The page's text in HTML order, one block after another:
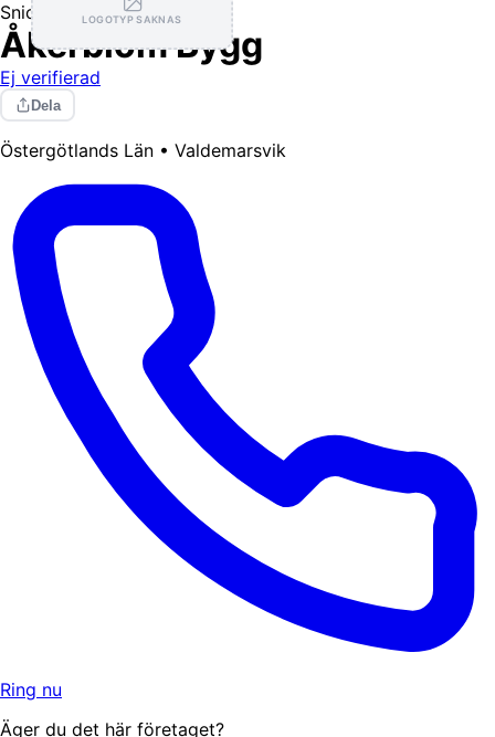
LOGOTYP SAKNAS
Snickare
Åkerblom Bygg
Ej verifierad
Dela
Östergötlands Län • Valdemarsvik
Ring nu
Äger du det här företaget?